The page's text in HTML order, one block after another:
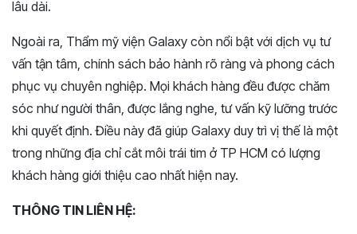
lâu dài.
Ngoài ra, Thẩm mỹ viện Galaxy còn nổi bật với dịch vụ tư
vấn tận tâm, chính sách bảo hành rõ ràng và phong cách
phục vụ chuyên nghiệp. Mọi khách hàng đều được chăm
sóc như người thân, được lắng nghe, tư vấn kỹ lưỡng trước
khi quyết định. Điều này đã giúp Galaxy duy trì vị thế là một
trong những địa chỉ cắt môi trái tim ở TP HCM có lượng
khách hàng giới thiệu cao nhất hiện nay.
THÔNG TIN LIÊN HỆ: